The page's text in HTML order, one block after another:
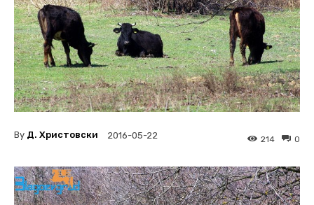
By Д. Христовски 2016-05-22 0
214